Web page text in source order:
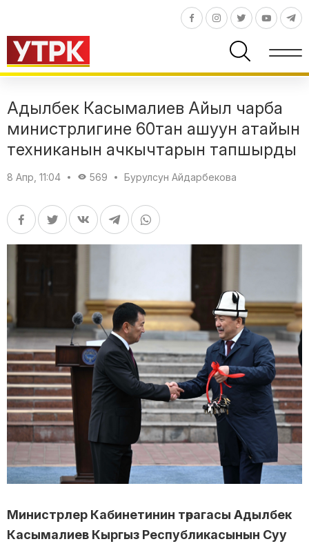
Адылбек Касымалиев Айыл чарба
министрлигине 60тан ашуун атайын
техниканын ачкычтарын тапшырды
8 Апр, 11:04 569 Бурулсун Айдарбекова
Министрлер Кабинетинин төрагасы Адылбек
Касымалиев Кыргыз Республикасынын Суу